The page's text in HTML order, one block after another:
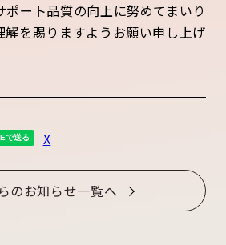
ート品質の向上に努めてまいり
解を賜りますようお願い申し上げ
X
のお知らせ一覧へ